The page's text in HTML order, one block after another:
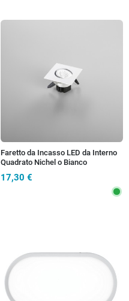
Faretto da Incasso LED da Interno
Quadrato Nichel o Bianco
17,30 €